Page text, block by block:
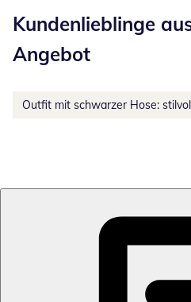
Kundenlieblinge
Angebot
Outfit mit schwarzer Hose: